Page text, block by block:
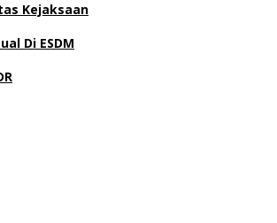
Kejaksaan
Di ESDM